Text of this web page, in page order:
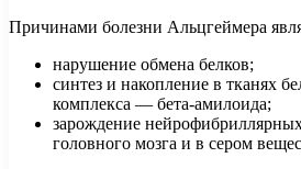
Причинами болезни Альцгеймера
нарушение обмена белков;
синтез и накопление в тканях
комплекса — бета-амилоида;
зарождение
головного мозга и в сером